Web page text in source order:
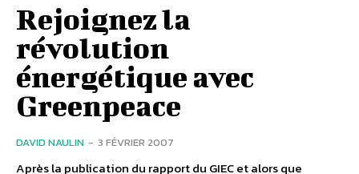
Rejoignez la
révolution
énergétique avec
Greenpeace
DAVID NAULIN - 3 FÉVRIER 2007
Après la publication du rapport du GIEC et alors que